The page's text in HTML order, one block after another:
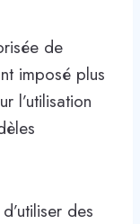
de
imposé plus
l’utilisation
des